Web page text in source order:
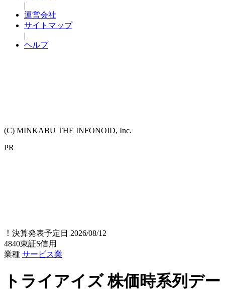
|
運営会社
サイトマップ
|
ヘルプ
(C) MINKABU THE INFONOID, Inc.
PR
！ 決算発表予定日 2026/08/12
4840東証S信用
業種 サービス業
トライアイズ株価時系列デー